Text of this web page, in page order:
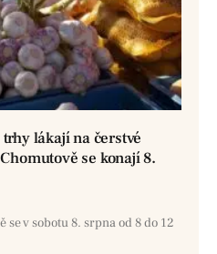
lákají na čerstvé
se konají 8.
se v sobotu 8. srpna od 8 do 12